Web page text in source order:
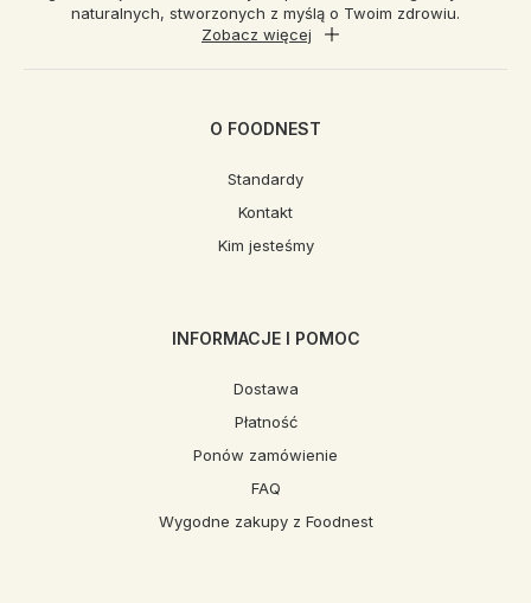
naturalnych, stworzonych z myślą o Twoim zdrowiu.
Zobacz więcej
O FOODNEST
Standardy
Kontakt
Kim jesteśmy
INFORMACJE I POMOC
Dostawa
Płatność
Ponów zamówienie
FAQ
Wygodne zakupy z Foodnest